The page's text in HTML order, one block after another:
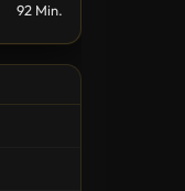
92 Min.